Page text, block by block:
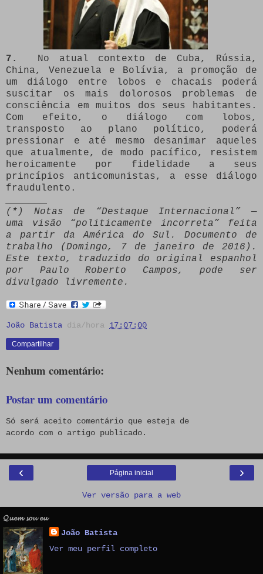
7.
No atual contexto de Cuba, Rússia,
China, Venezuela e Bolívia, a promoção de
um diálogo entre lobos e chacais poderá
suscitar os mais dolorosos problemas de
consciência em muitos dos seus habitantes.
Com efeito, o diálogo com lobos,
transposto ao plano político, poderá
pressionar e até mesmo desanimar aqueles
que atualmente, de modo pacífico, resistem
heroicamente por fidelidade a seus
princípios anticomunistas, a esse diálogo
fraudulento.
(*) Notas de “Destaque Internacional” —
uma visão “politicamente incorreta” feita
a partir da América do Sul. Documento de
trabalho (Domingo, 7 de janeiro de 2016).
Este texto, traduzido do original espanhol
por Paulo Roberto Campos, pode ser
divulgado livremente.
João Batista dia/hora 17:07:00
Compartilhar
Nenhum comentário:
Postar um comentário
Só será aceito comentário que esteja de
acordo com o artigo publicado.
‹ ›
Página inicial
Ver versão para a web
𝓠𝓾𝓮𝓶 𝓼𝓸𝓾 𝓮𝓾
João Batista
Ver meu perfil completo